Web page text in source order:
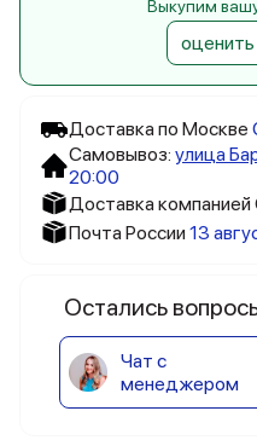
Доставка по Москве
Самовывоз: улица
20:00
Доставка
Почта России 13
Остались
Чат с
менеджером
Выкупим